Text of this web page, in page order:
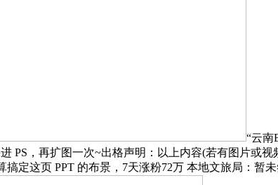
“云南
PS，再扩图一次~出格声明：以上内容(若有图片或
这页 PPT 的布景，7天涨粉72万 本地文旅局：暂